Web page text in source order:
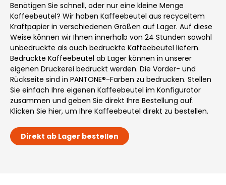
Benötigen Sie schnell, oder nur eine kleine Menge
Kaffeebeutel? Wir haben Kaffeebeutel aus recyceltem
Kraftpapier in verschiedenen Größen auf Lager. Auf diese
Weise können wir Ihnen innerhalb von 24 Stunden sowohl
unbedruckte als auch bedruckte Kaffeebeutel liefern.
Bedruckte Kaffeebeutel ab Lager können in unserer
eigenen Druckerei bedruckt werden. Die Vorder- und
Rückseite sind in PANTONE®-Farben zu bedrucken. Stellen
Sie einfach Ihre eigenen Kaffeebeutel im Konfigurator
zusammen und geben Sie direkt Ihre Bestellung auf.
Klicken Sie hier, um Ihre Kaffeebeutel direkt zu bestellen.
Direkt ab Lager bestellen